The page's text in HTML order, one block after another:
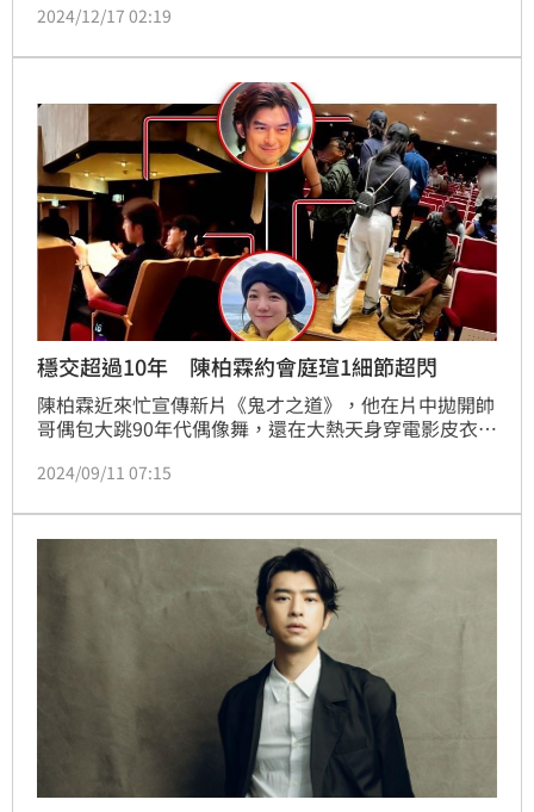
與公司結束合約後，團員們單飛不解散，如今雖然各自
體慶祝成軍12週年，合照曝光後瞬間勾起一票粉絲的回
2024/12/17 02:19
穩交超過10年 陳柏霖約會庭瑄1細節超閃
陳柏霖近來忙宣傳新片《鬼才之道》，他在片中拋開帥
哥偶包大跳90年代偶像舞，還在大熱天身穿電影皮衣造
碌，他也不忘擠出空檔時間約會，4日晚間時報周刊
瑄（原名庭萱）一起去聽交響樂團音樂會，兩人還相當
有默契地穿上同色系情侶裝，果然愛情長跑的情侶，就
連放閃方式也是如此低調而生活化。
2024/09/11 07:15